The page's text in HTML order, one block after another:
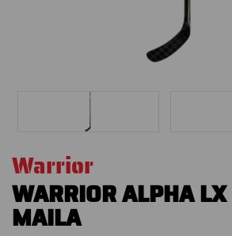
Warrior
WARRIOR ALPHA
MAILA